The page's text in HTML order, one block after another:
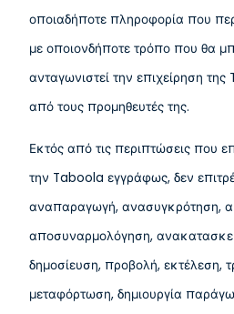
οποιαδήποτε πληροφορία που
με οποιονδήποτε τρόπο που θα
ανταγωνιστεί την επιχείρηση
από τους προμηθευτές της.
Εκτός από τις περιπτώσεις που
την Taboola εγγράφως, δεν
αναπαραγωγή, ανασυγκρότηση,
αποσυναρμολόγηση,
δημοσίευση, προβολή, εκτέλεση,
μεταφόρτωση, δημιουργία